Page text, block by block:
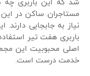
شد که این باربری چه
مستاجران ساکن در
نیاز به جابجایی
باربری هفت تیر
اصلی محبوبیت این
خدمت درست است.